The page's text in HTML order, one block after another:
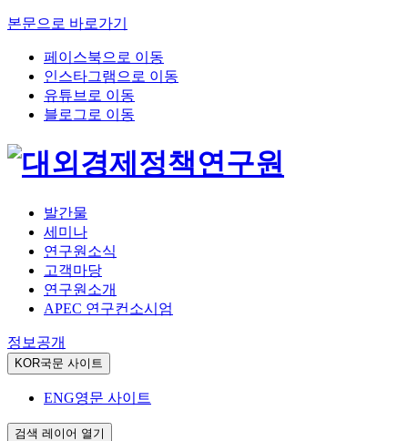
본문으로 바로가기
페이스북으로 이동
인스타그램으로 이동
유튜브로 이동
블로그로 이동
발간물
세미나
연구원소식
고객마당
연구원소개
APEC 연구컨소시엄
정보공개
KOR국문 사이트
ENG영문 사이트
검색 레이어 열기